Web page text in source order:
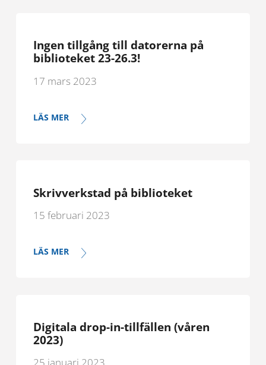
Ingen tillgång till datorerna på
biblioteket 23-26.3!
17 mars 2023
LÄS MER
Skrivverkstad på biblioteket
15 februari 2023
LÄS MER
Digitala drop-in-tillfällen (våren
2023)